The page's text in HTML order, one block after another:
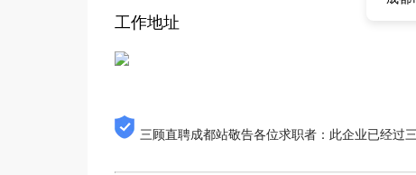
工作地址
三顾直聘成都站敬告各位求职者：此企业已经过